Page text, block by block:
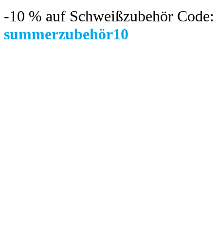
-10 % auf Schweißzubehör Code:
summerzubehör10